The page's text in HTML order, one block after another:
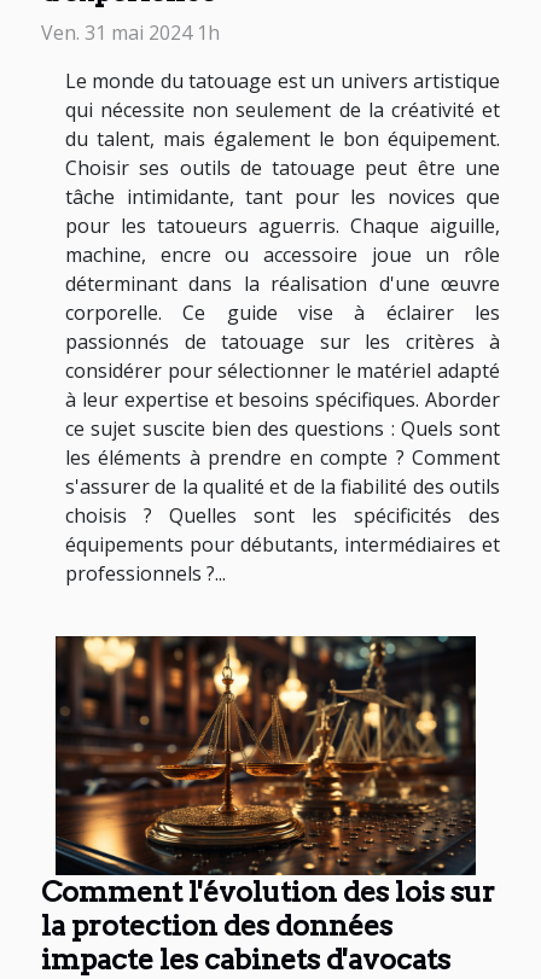
Ven. 31 mai 2024 1h
Le monde du tatouage est un univers artistique
qui nécessite non seulement de la créativité et
du talent, mais également le bon équipement.
Choisir ses outils de tatouage peut être une
tâche intimidante, tant pour les novices que
pour les tatoueurs aguerris. Chaque aiguille,
machine, encre ou accessoire joue un rôle
déterminant dans la réalisation d'une œuvre
corporelle. Ce guide vise à éclairer les
passionnés de tatouage sur les critères à
considérer pour sélectionner le matériel adapté
à leur expertise et besoins spécifiques. Aborder
ce sujet suscite bien des questions : Quels sont
les éléments à prendre en compte ? Comment
s'assurer de la qualité et de la fiabilité des outils
choisis ? Quelles sont les spécificités des
équipements pour débutants, intermédiaires et
professionnels ?...
Comment l'évolution des lois sur
la protection des données
impacte les cabinets d'avocats